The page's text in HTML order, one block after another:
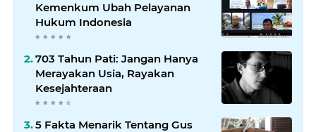
Kemenkum Ubah Pelayanan
Hukum Indonesia
703 Tahun Pati: Jangan Hanya
Merayakan Usia, Rayakan
Kesejahteraan
5 Fakta Menarik Tentang Gus